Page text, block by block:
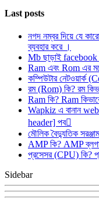
Last posts
নগদ নম্বর দিয়ে যে
ব্যবহার করে ।
Mb ছাড়াই facebook
Ram এবং Rom এর
কম্পিউটার নেটওয়ার্ক
রম (Rom) কি? রম
Ram কি? Ram
Wapkiz এ বানান
header] পব
মৌলিক বৈদ্যুতিক সরঞ্জাম
AMP কি? AMP
প্রসেসর (CPU) কি?
Sidebar